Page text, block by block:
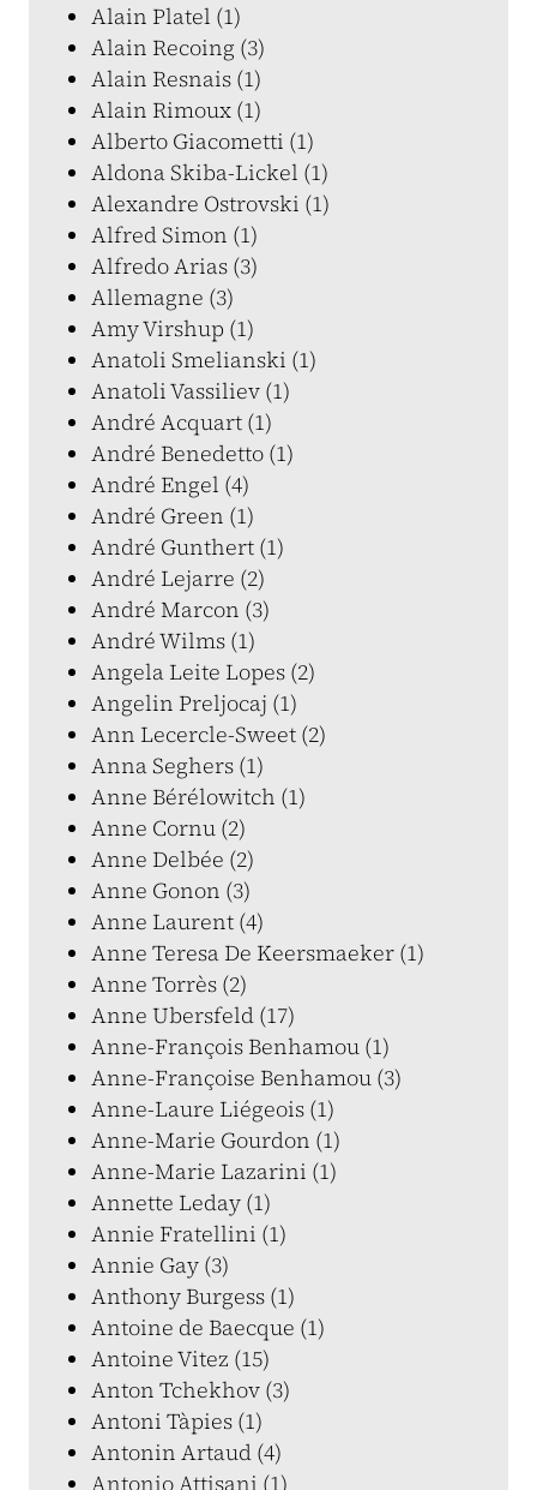
Alain Platel (1)
Alain Recoing (3)
Alain Resnais (1)
Alain Rimoux (1)
Alberto Giacometti (1)
Aldona Skiba-Lickel (1)
Alexandre Ostrovski (1)
Alfred Simon (1)
Alfredo Arias (3)
Allemagne (3)
Amy Virshup (1)
Anatoli Smelianski (1)
Anatoli Vassiliev (1)
André Acquart (1)
André Benedetto (1)
André Engel (4)
André Green (1)
André Gunthert (1)
André Lejarre (2)
André Marcon (3)
André Wilms (1)
Angela Leite Lopes (2)
Angelin Preljocaj (1)
Ann Lecercle-Sweet (2)
Anna Seghers (1)
Anne Bérélowitch (1)
Anne Cornu (2)
Anne Delbée (2)
Anne Gonon (3)
Anne Laurent (4)
Anne Teresa De Keersmaeker (1)
Anne Torrès (2)
Anne Ubersfeld (17)
Anne-François Benhamou (1)
Anne-Françoise Benhamou (3)
Anne-Laure Liégeois (1)
Anne-Marie Gourdon (1)
Anne-Marie Lazarini (1)
Annette Leday (1)
Annie Fratellini (1)
Annie Gay (3)
Anthony Burgess (1)
Antoine de Baecque (1)
Antoine Vitez (15)
Anton Tchekhov (3)
Antoni Tàpies (1)
Antonin Artaud (4)
Antonio Attisani (1)